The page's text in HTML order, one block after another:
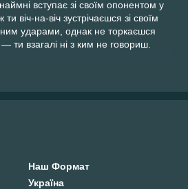
вступає зі своїм опонентом у
ти віч-на-віч зустрічаєшся зі своїм
ударами, однак не торкаєшся
ти взагалі ні з ким не говориш.
Наш Формат
Україна